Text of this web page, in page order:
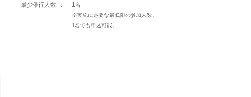
最少催行人数
： 1名
※実施に必要な最低限の参加人数。
1名でも申込可能。